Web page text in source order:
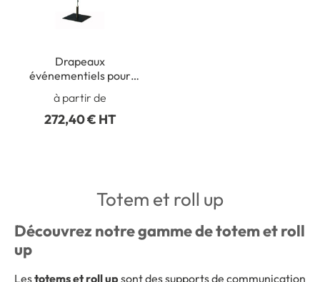
Drapeaux
événementiels pour
à partir de
272,40 € HT
Totem et roll up
Découvrez notre gamme de totem et roll
up
Lestotems et roll up sont des supports de communication